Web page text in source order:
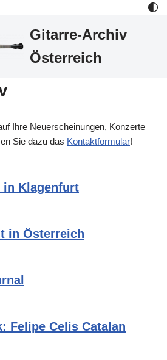
Gitarre-Archiv
Österreich
Ihre Neuerscheinungen, Konzerte
Sie dazu das Kontaktformular!
in Klagenfurt
in Österreich
Felipe Celis Catalan